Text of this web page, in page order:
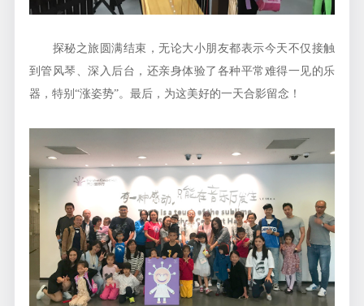
探秘之旅圆满结束，无论大小朋友都表示今天不仅接触
到管风琴、深入后台，还亲身体验了各种平常难得一见的乐
器，特别“涨姿势”。最后，为这美好的一天合影留念！